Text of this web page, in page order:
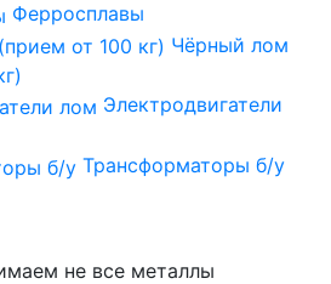
Ферросплавы
Чёрный лом
Электродвигатели
Трансформаторы б/у
не все металлы